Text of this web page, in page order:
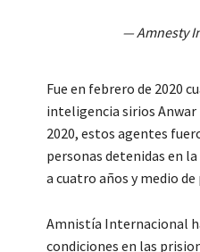
— Amnesty
Fue en febrero de 2020
inteligencia sirios Anwar
2020, estos agentes
personas detenidas en la
a cuatro años y medio
Amnistía Internacional
condiciones en las